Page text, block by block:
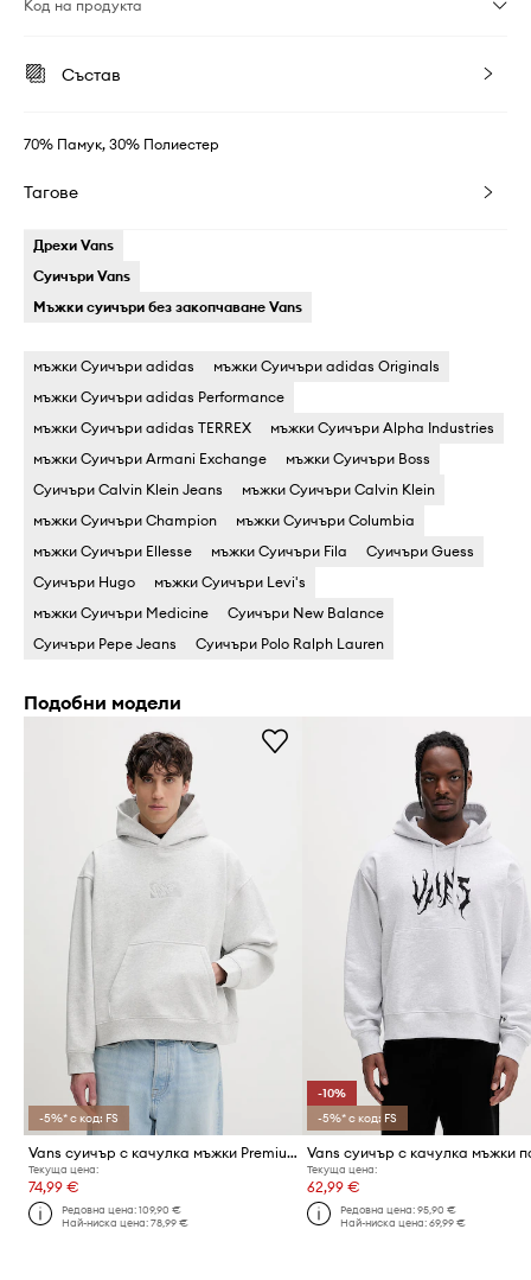
Код на продукта
Състав
70% Памук, 30% Полиестер
Тагове
Дрехи Vans
Суичъри Vans
Мъжки суичъри без закопчаване Vans
мъжки Суичъри adidas
мъжки Суичъри adidas Originals
мъжки Суичъри adidas Performance
мъжки Суичъри adidas TERREX
мъжки Суичъри Alpha Industries
мъжки Суичъри Armani Exchange
мъжки Суичъри Boss
Суичъри Calvin Klein Jeans
мъжки Суичъри Calvin Klein
мъжки Суичъри Champion
мъжки Суичъри Columbia
мъжки Суичъри Ellesse
мъжки Суичъри Fila
Суичъри Guess
Суичъри Hugo
мъжки Суичъри Levi's
мъжки Суичъри Medicine
Суичъри New Balance
Суичъри Pepe Jeans
Суичъри Polo Ralph Lauren
Подобни модели
-5%* с код: FS
Vans суичър с качулка мъжки Premium LX
Текуща цена:
74,99 €
Редовна цена:109,90 €
Най-ниска цена:78,99 €
-10%
-5%* с код: FS
Текуща цена:
62,99 €
Редовна цена: 95,90 €
Най-ниска цена: 69,99 €